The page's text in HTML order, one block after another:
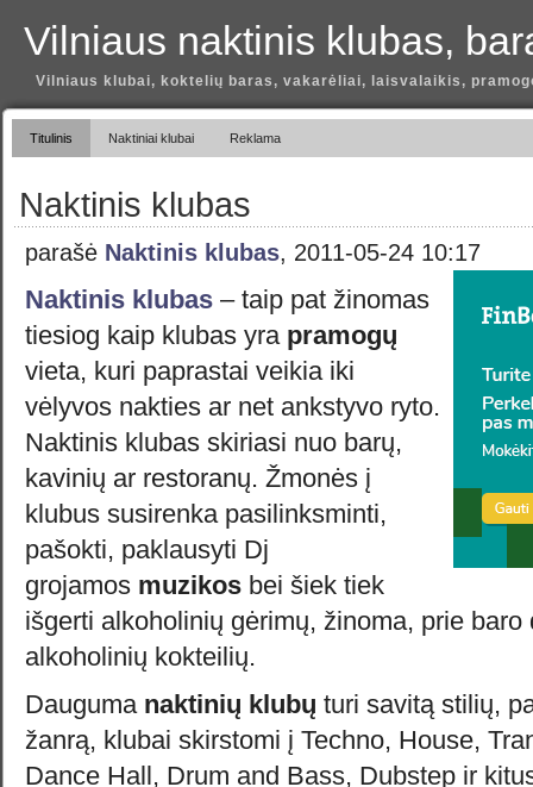
Vilniaus naktinis klubas,
Vilniaus klubai, koktelių baras, vakarėliai, laisvalaikis,
Titulinis Naktiniai klubai Reklama
Naktinis klubas
parašė Naktinis klubas, 2011-05-24 10:17
Naktinis klubas – taip pat žinomas
tiesiog kaip klubas yra pramogų
vieta, kuri paprastai veikia iki
vėlyvos nakties ar net ankstyvo ryto.
Naktinis klubas skiriasi nuo barų,
kavinių ar restoranų. Žmonės į
klubus susirenka pasilinksminti,
pašokti, paklausyti Dj
grojamos muzikos bei šiek tiek
išgerti alkoholinių gėrimų, žinoma, prie
alkoholinių kokteilių.
Dauguma naktinių klubų turi savitą stilių,
žanrą, klubai skirstomi į Techno, House,
Dance Hall, Drum and Bass, Dubstep ir